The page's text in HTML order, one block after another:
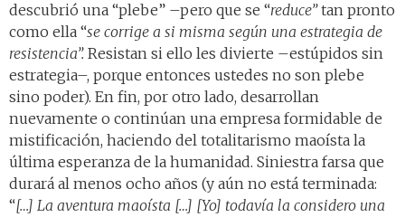
descubrió una “plebe” –pero que se “reduce”tan pronto
como ella “se corrige a si misma según una estrategia de
resistencia”. Resistan si ello les divierte –estúpidos sin
estrategia–, porque entonces ustedes no son plebe
sino poder). En fin, por otro lado, desarrollan
nuevamente o continúan una empresa formidable de
mistificación, haciendo del totalitarismo maoísta la
última esperanza de la humanidad. Siniestra farsa que
durará al menos ocho años (y aún no está terminada:
“[…] La aventura maoísta […] [Yo] todavía la considero una